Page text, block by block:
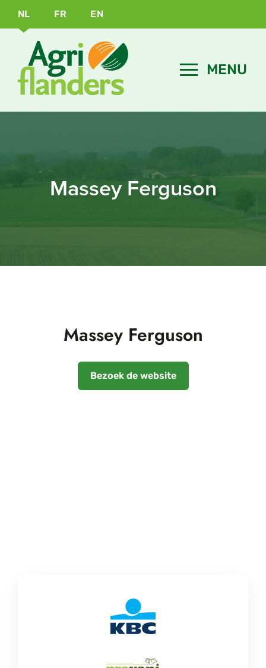
NL FR EN
Massey Ferguson
Massey Ferguson
Bezoek de website